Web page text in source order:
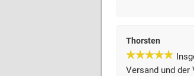
Thorsten
Versand und